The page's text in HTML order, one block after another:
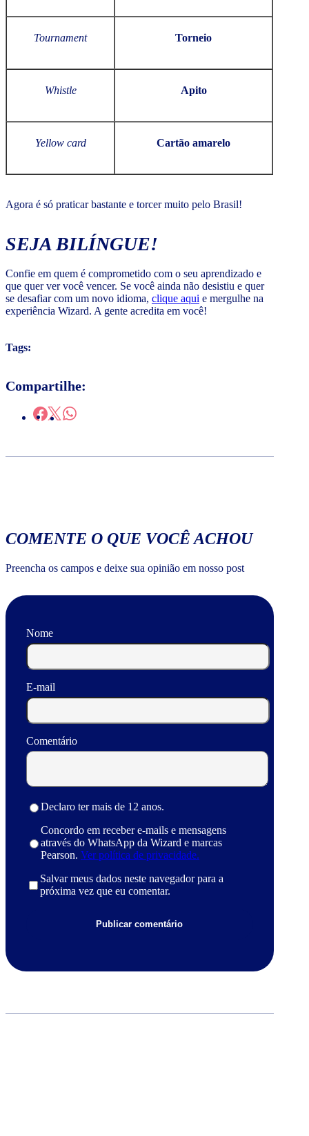
Tournament Torneio
Whistle Apito
Yellow card Cartão amarelo
Agora é só praticar bastante e torcer muito pelo Brasil!
SEJA BILÍNGUE!
Confie em quem é comprometido com o seu aprendizado e
que quer ver você vencer. Se você ainda não desistiu e quer
se desafiar com um novo idioma, clique aqui e mergulhe na
experiência Wizard. A gente acredita em você!
Tags:
Compartilhe:
COMENTE O QUE VOCÊ ACHOU
Preencha os campos e deixe sua opinião em nosso post
Nome
E-mail
Comentário
Declaro ter mais de 12 anos.
Concordo em receber e-mails e mensagens
através do WhatsApp da Wizard e marcas
Pearson. Ver política de privacidade.
Salvar meus dados neste navegador para a
próxima vez que eu comentar.